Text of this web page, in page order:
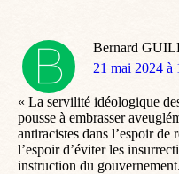
Bernard
dit
21 mai 2024 à
« La servilité idéologique
pousse à embrasser
antiracistes dans l’espoir
l’espoir d’éviter les
instruction du gouvernement.